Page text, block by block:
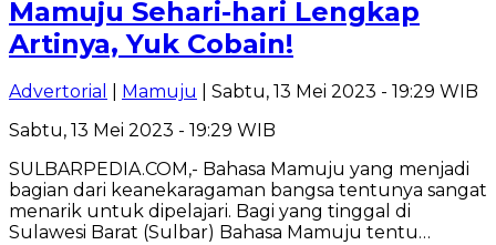
Mamuju Sehari-hari Lengkap
Artinya, Yuk Cobain!
Advertorial Mamuju
| Sabtu, 13 Mei 2023 - 19:29 WIB
Sabtu, 13 Mei 2023 - 19:29 WIB
SULBARPEDIA.COM,- Bahasa Mamuju yang menjadi
bagian dari keanekaragaman bangsa tentunya sangat
menarik untuk dipelajari. Bagi yang tinggal di
Sulawesi Barat (Sulbar) Bahasa Mamuju tentu…